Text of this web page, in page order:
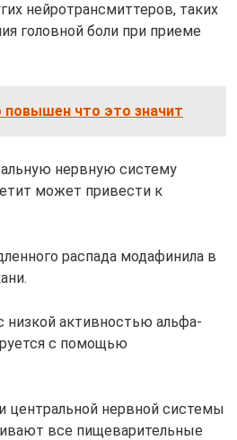
нейротрансмиттеров, таких
головной боли при приеме
повышен что это значит
нервную систему
может привести к
распада модафинила в
низкой активностью альфа-
с помощью
центральной нервной системы
все пищеварительные